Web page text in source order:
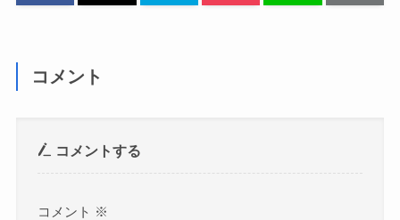
コメント
コメントする
コメント ※